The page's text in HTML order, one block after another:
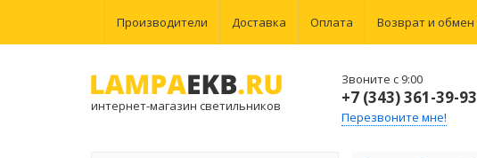
Производители Доставка Оплата Возврат и обмен
интернет-магазин светильников
Звоните с 9:00
+7 (343) 361-39-93
Перезвоните мне!